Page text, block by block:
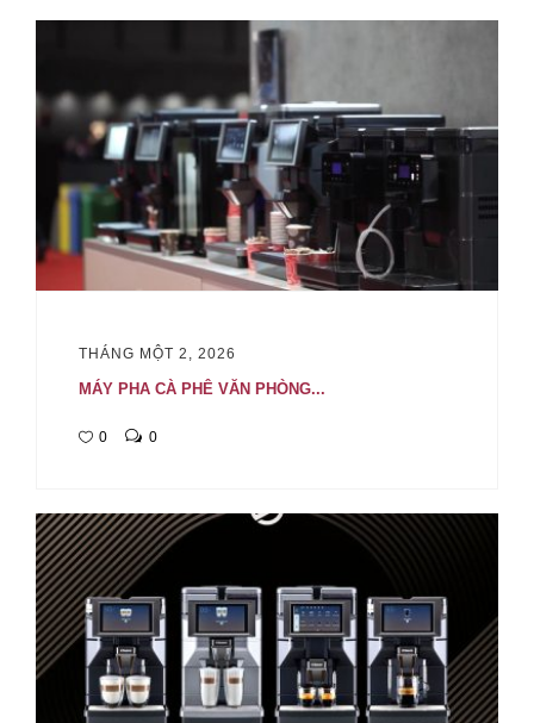
THÁNG MỘT 2, 2026
MÁY PHA CÀ PHÊ VĂN PHÒNG...
0 0